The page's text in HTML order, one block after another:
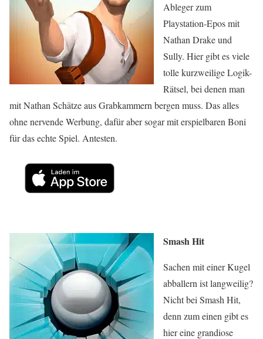
Ableger zum
Playstation-Epos mit
Nathan Drake und
Sully. Hier gibt es viele
tolle kurzweilige Logik-
Rätsel, bei denen man
mit Nathan Schätze aus Grabkammern bergen muss. Das alles
ohne nervende Werbung, dafür aber sogar mit erspielbaren Boni
für das echte Spiel. Antesten.
Smash Hit
Sachen mit einer Kugel
abballern ist langweilig?
Nicht bei Smash Hit,
denn zum einen gibt es
hier eine grandiose